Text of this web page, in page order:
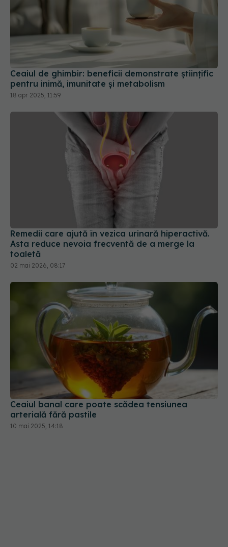
Ceaiul de ghimbir: beneficii demonstrate științific
pentru inimă, imunitate și metabolism
18 apr 2025, 11:59
Remedii care ajută în vezica urinară hiperactivă.
Asta reduce nevoia frecventă de a merge la
02 mai 2026, 08:17
Ceaiul banal care poate scădea tensiunea
arterială fără pastile
10 mai 2025, 14:18